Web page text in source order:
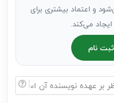
و اعتماد بیشتری برای
ایجاد می‌کند.
نام